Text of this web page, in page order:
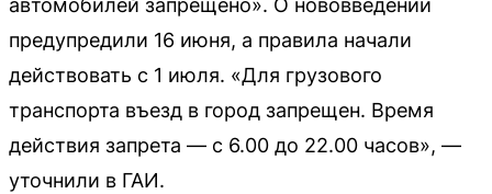
автомобилей запрещено». О нововведении
предупредили 16 июня, а правила начали
действовать с 1 июля. «Для грузового
транспорта въезд в город запрещен. Время
действия запрета — с 6.00 до 22.00 часов», —
уточнили в ГАИ.